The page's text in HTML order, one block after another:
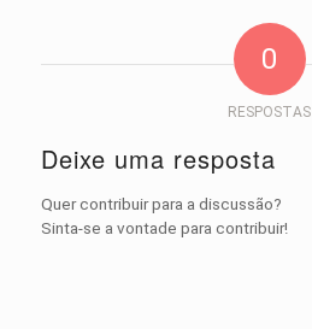
0
RESPOSTAS
Deixe uma resposta
Quer contribuir para a discussão?
Sinta-se a vontade para contribuir!